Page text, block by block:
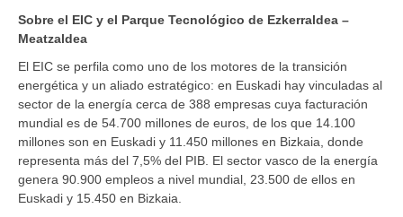
Sobre el EIC y el Parque Tecnológico de Ezkerraldea –
Meatzaldea
El EIC se perfila como uno de los motores de la transición
energética y un aliado estratégico: en Euskadi hay vinculadas al
sector de la energía cerca de 388 empresas cuya facturación
mundial es de 54.700 millones de euros, de los que 14.100
millones son en Euskadi y 11.450 millones en Bizkaia, donde
representa más del 7,5% del PIB. El sector vasco de la energía
genera 90.900 empleos a nivel mundial, 23.500 de ellos en
Euskadi y 15.450 en Bizkaia.